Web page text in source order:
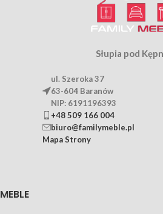
Słupia pod
ul. Szeroka 37
63-604 Baranów
NIP: 6191196393
+48 509 166 004
biuro@familymeble.pl
Mapa Strony
MEBLE